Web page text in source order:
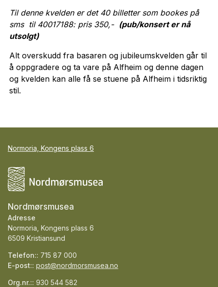
Til denne kvelden er det 40 billetter som bookes på
sms til 40017188: pris 350,- (pub/konsert er nå
utsolgt)
Alt overskudd fra basaren og jubileumskvelden går til
å oppgradere og ta vare på Alfheim og denne dagen
og kvelden kan alle få se stuene på Alfheim i tidsriktig
stil.
Normoria, Kongens plass 6
Nordmørsmusea
Adresse
Normoria, Kongens plass 6
6509 Kristiansund
Telefon:: 715 87 000
E-post:: post@nordmorsmusea.no
Org.nr.:: 930 544 582